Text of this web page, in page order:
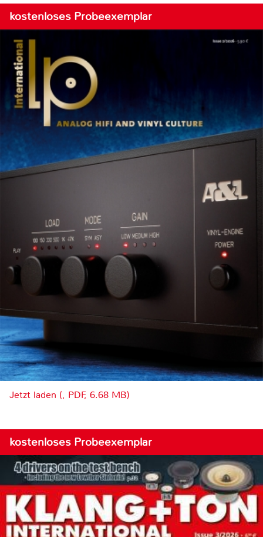
kostenloses Probeexemplar
Jetzt laden (, PDF, 6.68 MB)
kostenloses Probeexemplar